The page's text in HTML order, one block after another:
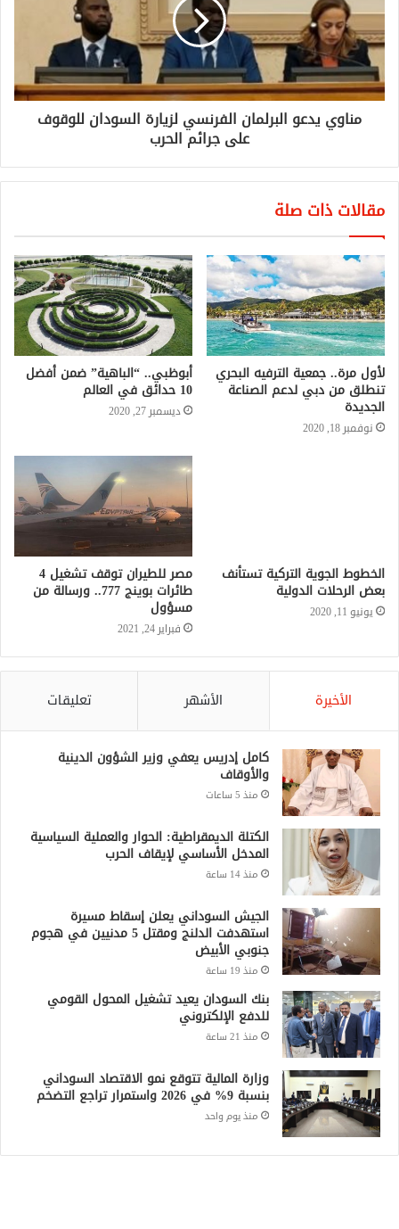
مناوي يدعو البرلمان الفرنسي لزيارة السودان للوقوف
على جرائم الحرب
مقالات ذات صلة
لأول مرة.. جمعية الترفيه البحري
تنطلق من دبي لدعم الصناعة
الجديدة
نوفمبر 18, 2020
أبوظبي.. “الباهية” ضمن أفضل
10 حدائق في العالم
ديسمبر 27, 2020
الخطوط الجوية التركية تستأنف
بعض الرحلات الدولية
يونيو 11, 2020
مصر للطيران توقف تشغيل 4
طائرات بوينج 777.. ورسالة من
مسؤول
فبراير 24, 2021
الأخيرة الأشهر تعليقات
كامل إدريس يعفي وزير الشؤون الدينية
والأوقاف
منذ 5 ساعات
الكتلة الديمقراطية: الحوار والعملية السياسية
المدخل الأساسي لإيقاف الحرب
منذ 14 ساعة
الجيش السوداني يعلن إسقاط مسيرة
استهدفت الدلنج ومقتل 5 مدنيين في هجوم
جنوبي الأبيض
منذ 19 ساعة
بنك السودان يعيد تشغيل المحول القومي
للدفع الإلكتروني
منذ 21 ساعة
وزارة المالية تتوقع نمو الاقتصاد السوداني
بنسبة 9% في 2026 واستمرار تراجع التضخم
منذ يوم واحد